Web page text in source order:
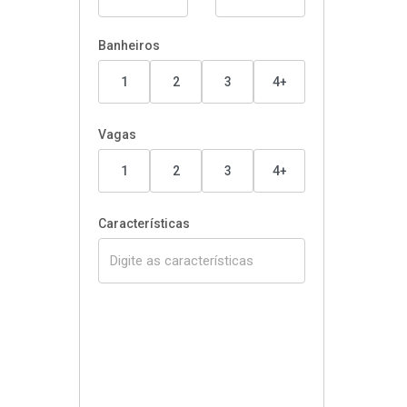
Banheiros
1 2 3 4+
Vagas
1 2 3 4+
Características